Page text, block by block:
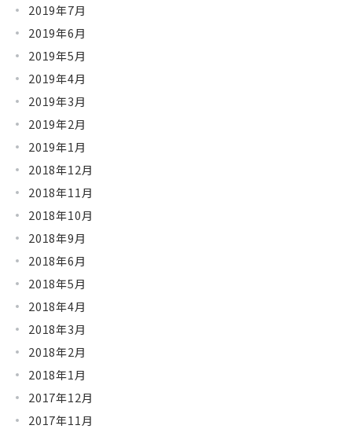
2019年7月
2019年6月
2019年5月
2019年4月
2019年3月
2019年2月
2019年1月
2018年12月
2018年11月
2018年10月
2018年9月
2018年6月
2018年5月
2018年4月
2018年3月
2018年2月
2018年1月
2017年12月
2017年11月